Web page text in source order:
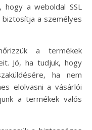
hogy a weboldal SSL
biztosítja a személyes
a termékek
Jó, ha tudjuk, hogy
ha nem
elolvasni a vásárlói
a termékek valós